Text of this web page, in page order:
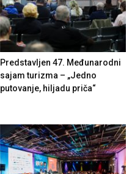
Predstavljen 47. Međunarodni
sajam turizma – „Jedno
putovanje, hiljadu priča“